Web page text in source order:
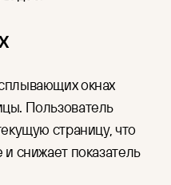
окнах
Пользователь
страницу, что
снижает показатель